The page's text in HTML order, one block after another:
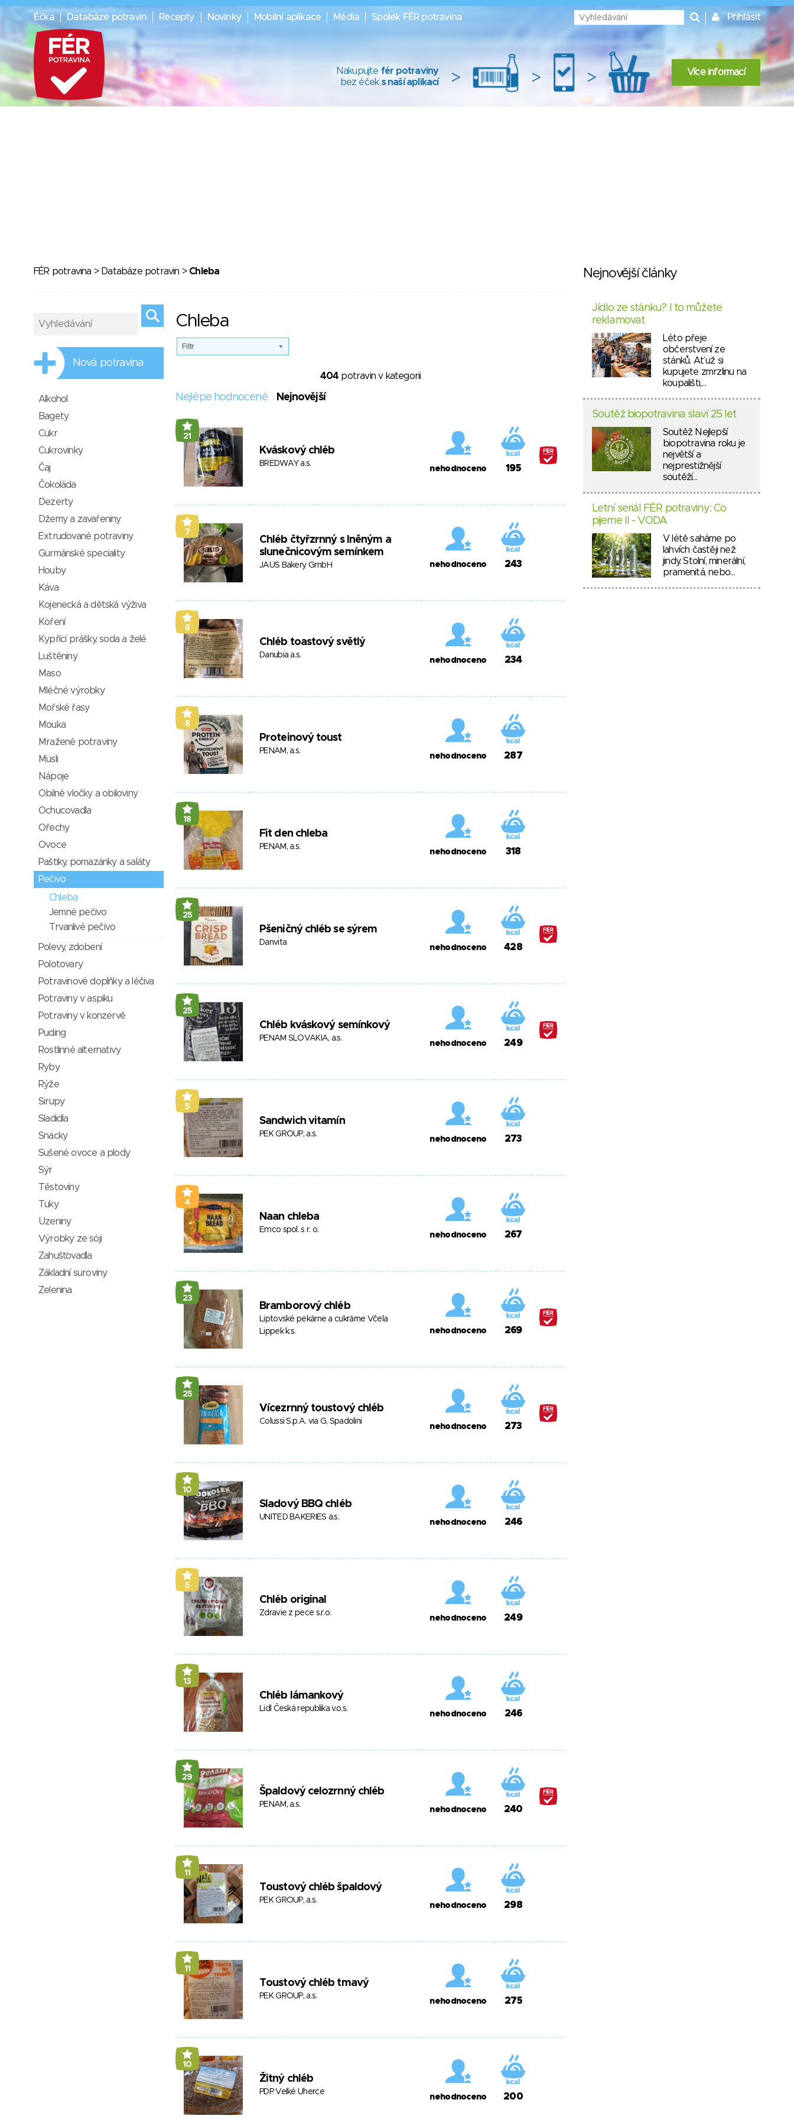
Éčka Databáze potravin Recepty Novinky Mobilní aplikace Média Spolek FÉR potravina Přihlásit
Nakupujte fér potraviny
bez éček s naší aplikací > > > Více informací
FÉR potravina > Databáze potravin > Chleba
Chleba
Filtr
404 potravin v kategorii
Nejlépe hodnocené Nejnovější
21
Kváskový chléb
BREDWAY a.s.
nehodnoceno 195
7
Chléb čtyřzrnný s lněným a
slunečnicovým semínkem
JAUS Bakery GmbH nehodnoceno 243
8
Chléb toastový světlý
Danubia a.s.
nehodnoceno 234
8
Proteinový toust
PENAM, a.s.
nehodnoceno 287
18
Fit den chleba
PENAM, a.s.
nehodnoceno 318
25
Pšeničný chléb se sýrem
Danvita
nehodnoceno 428
25
Chléb kváskový semínkový
PENAM SLOVAKIA, a.s.
nehodnoceno 249
5
Sandwich vitamín
PEK GROUP, a.s.
nehodnoceno 273
4
Naan chleba
Emco spol. s r. o.
nehodnoceno 267
23
Bramborový chléb
Liptovské pekárne a cukrárne Včela
Lippek k.s.
nehodnoceno 269
25
Vícezrnný toustový chléb
Colussi S.p.A. via G, Spadolini
nehodnoceno 273
10
Sladový BBQ chléb
UNITED BAKERIES a.s.
nehodnoceno 246
5
Chléb original
Zdravie z pece s.r.o.
nehodnoceno 249
13
Chléb lámankový
Lidl Česká republika v.o.s.
nehodnoceno 246
29
Špaldový celozrnný chléb
PENAM, a.s.
nehodnoceno 240
11
Toustový chléb špaldový
PEK GROUP, a.s.
nehodnoceno 298
11
Toustový chléb tmavý
PEK GROUP, a.s.
nehodnoceno 275
10
Žitný chléb
PDP Veľké Uherce
nehodnoceno 200
Nová potravina
Alkohol
Bagety
Cukr
Cukrovinky
Čaj
Čokoláda
Dezerty
Džemy a zavařeniny
Extrudované potraviny
Gurmánské speciality
Houby
Káva
Kojenecká a dětská výživa
Koření
Kypřící prášky, soda a želé
Luštěniny
Maso
Mléčné výrobky
Mořské řasy
Mouka
Mražené potraviny
Müsli
Nápoje
Obilné vločky a obiloviny
Ochucovadla
Ořechy
Ovoce
Paštiky, pomazánky a saláty
Pečivo
Chleba
Jemné pečivo
Trvanlivé pečivo
Polevy, zdobení
Polotovary
Potravinové doplňky a léčiva
Potraviny v aspiku
Potraviny v konzervě
Puding
Rostlinné alternativy
Ryby
Rýže
Sirupy
Sladidla
Snacky
Sušené ovoce a plody
Sýr
Těstoviny
Tuky
Uzeniny
Výrobky ze sóji
Zahušťovadla
Základní suroviny
Zelenina
Nejnovější články
Jídlo ze stánku? I to můžete
reklamovat
Léto přeje
občerstvení ze
stánků. Ať už si
kupujete zmrzlinu na
koupališti,…
Soutěž biopotravina slaví 25 let
Soutěž Nejlepší
biopotravina roku je
největší a
nejprestižnější
soutěží…
Letní seriál FÉR potraviny: Co
pijeme II - VODA
V létě saháme po
lahvích častěji než
jindy. Stolní, minerální,
pramenitá, nebo…